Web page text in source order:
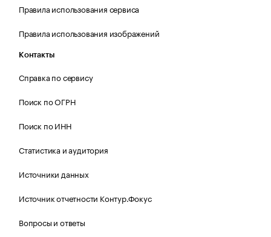
Правила использования сервиса
Правила использования изображений
Контакты
Справка по сервису
Поиск по ОГРН
Поиск по ИНН
Статистика и аудитория
Источники данных
Источник отчетности Контур.Фокус
Вопросы и ответы